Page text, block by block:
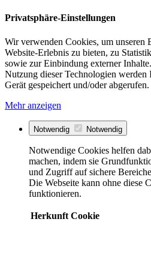
Privatsphäre-Einstellungen
Wir verwenden Cookies, um unseren
Website-Erlebnis zu bieten, zu
sowie zur Einbindung externer
Nutzung dieser Technologien
Gerät gespeichert und/oder abgerufen.
Mehr anzeigen
Notwendig Notwendig
Notwendige Cookies helfen
machen, indem sie
und Zugriff auf sichere
Die Webseite kann ohne diese
funktionieren.
Herkunft Cookie